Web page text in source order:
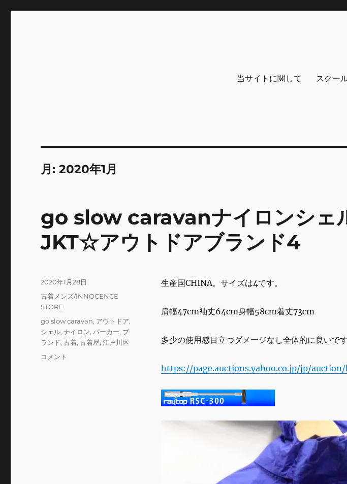
当サイトに関して スクー
月:2020年1月
go slow caravanナイロンシェ
JKT☆アウトドアブランド4
生産国CHINA。サイズは4です。
肩幅47cm袖丈64cm身幅58cm着丈73cm
多少の使用感目立つダメージなし全体的に良いで
https://page.auctions.yahoo.co.jp/jp/auction/
投
稿
2020年1月28日
カ
テ
リ
ー
古着メンズ/INNOCENCE
STORE
タ
グ
go slow caravan, アウトドア,
シェル,ナイロン, パーカー, ブ
ランド,古着,古着屋,江戸川区
go
コメント